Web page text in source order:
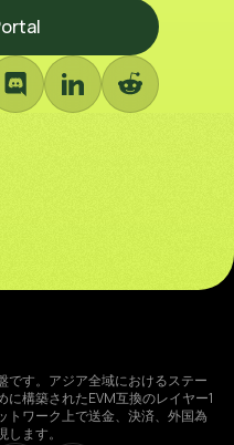
です。アジア全域におけるステー
構築されたEVM互換のレイヤー1
トワーク上で送金、決済、外国為
ます。